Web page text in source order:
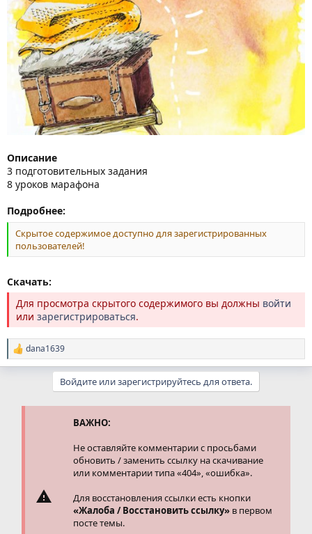
Описание
3 подготовительных задания
8 уроков марафона
Подробнее:
Скрытое содержимое доступно для зарегистрированных
пользователей!
Скачать:
Для просмотра скрытого содержимого вы должны войти
или зарегистрироваться.
Р
е
dana1639
Войдите или зарегистрируйтесь для ответа.
ВАЖНО:
Не оставляйте комментарии с просьбами
обновить / заменить ссылку на скачивание
или комментарии типа «404», «ошибка».
Для восстановления ссылки есть кнопки
«Жалоба / Восстановить ссылку» в первом
посте темы.